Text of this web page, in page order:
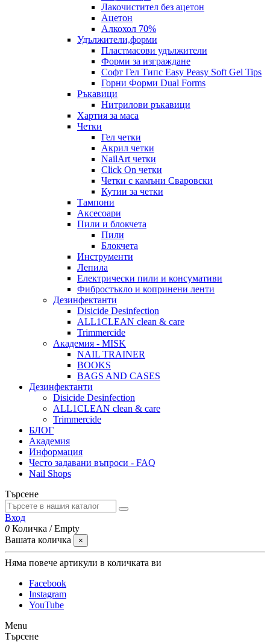
Лакочистител без ацетон
Ацетон
Алкохол 70%
Удължители,форми
Пластмасови удължители
Форми за изграждане
Софт Гел Типс Easy Peasy Soft Gel Tips
Горни Форми Dual Forms
Ръкавици
Нитрилови ръкавици
Хартия за маса
Четки
Гел четки
Акрил четки
NailArt четки
Click On четки
Четки с камъни Сваровски
Кутии за четки
Тампони
Аксесоари
Пили и блокчета
Пили
Блокчета
Инструменти
Лепила
Електрически пили и консумативи
Фибростъкло и копринени ленти
Дезинфектанти
Disicide Desinfection
ALL1CLEAN clean & care
Trimmercide
Академия - MISK
NAIL TRAINER
BOOKS
BAGS AND CASES
Дезинфектанти
Disicide Desinfection
ALL1CLEAN clean & care
Trimmercide
БЛОГ
Академия
Информация
Често задавани въпроси - FAQ
Nail Shops
Търсене
Вход
0 Количка /Empty
Вашата количка
×
Няма повече артикули в количката ви
Facebook
Instagram
YouTube
Menu
Търсене